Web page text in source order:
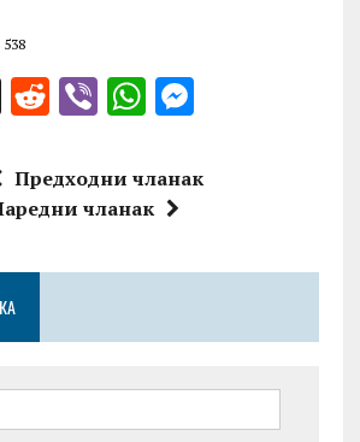
538
X R
d
di
V
er
W
at
s
p
M
se
er
Предходни чланак
чланак